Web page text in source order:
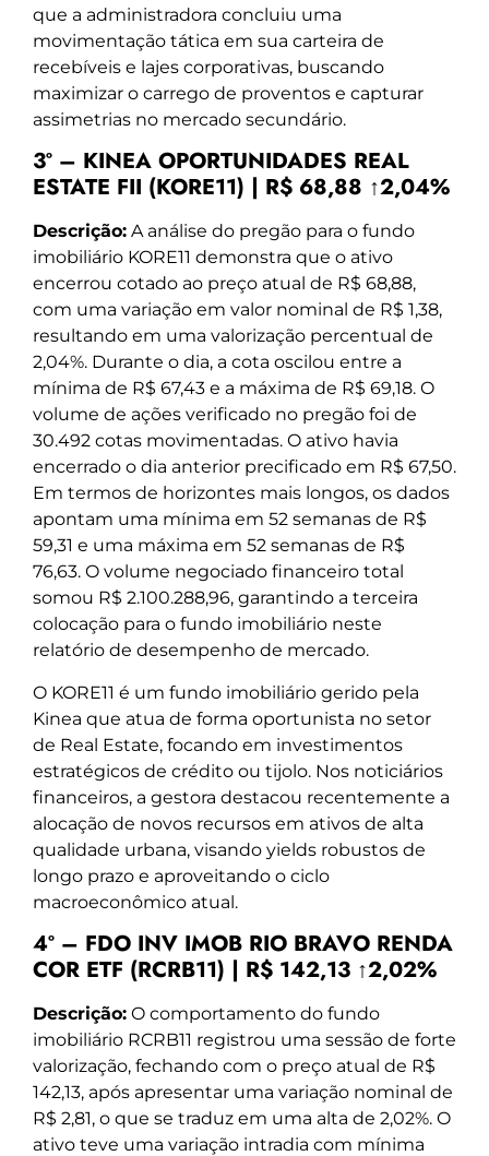
que a administradora concluiu uma
movimentação tática em sua carteira de
recebíveis e lajes corporativas, buscando
maximizar o carrego de proventos e capturar
assimetrias no mercado secundário.
3º – KINEA OPORTUNIDADES REAL
ESTATE FII (KORE11) | R$ 68,88 ↑2,04%
Descrição: A análise do pregão para o fundo
imobiliário KORE11 demonstra que o ativo
encerrou cotado ao preço atual de R$ 68,88,
com uma variação em valor nominal de R$ 1,38,
resultando em uma valorização percentual de
2,04%. Durante o dia, a cota oscilou entre a
mínima de R$ 67,43 e a máxima de R$ 69,18. O
volume de ações verificado no pregão foi de
30.492 cotas movimentadas. O ativo havia
encerrado o dia anterior precificado em R$ 67,50.
Em termos de horizontes mais longos, os dados
apontam uma mínima em 52 semanas de R$
59,31 e uma máxima em 52 semanas de R$
76,63. O volume negociado financeiro total
somou R$ 2.100.288,96, garantindo a terceira
colocação para o fundo imobiliário neste
relatório de desempenho de mercado.
O KORE11 é um fundo imobiliário gerido pela
Kinea que atua de forma oportunista no setor
de Real Estate, focando em investimentos
estratégicos de crédito ou tijolo. Nos noticiários
financeiros, a gestora destacou recentemente a
alocação de novos recursos em ativos de alta
qualidade urbana, visando yields robustos de
longo prazo e aproveitando o ciclo
macroeconômico atual.
4º – FDO INV IMOB RIO BRAVO RENDA
COR ETF (RCRB11) | R$ 142,13 ↑2,02%
Descrição: O comportamento do fundo
imobiliário RCRB11 registrou uma sessão de forte
valorização, fechando com o preço atual de R$
142,13, após apresentar uma variação nominal de
R$ 2,81, o que se traduz em uma alta de 2,02%. O
ativo teve uma variação intradia com mínima